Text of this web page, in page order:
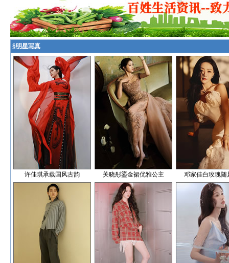
§明星写真
许佳琪承载国风古韵 关晓彤鎏金裙优雅公主 邓家佳白玫瑰随